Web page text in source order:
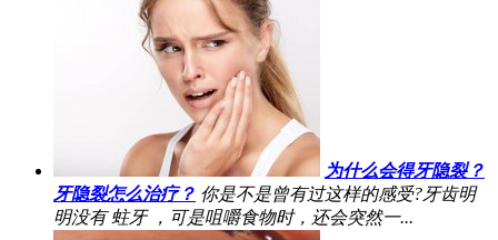
为什么会得牙隐裂？
牙隐裂怎么治疗？ 你是不是曾有过这样的感受?牙齿明
明没有 蛀牙 ，可是咀嚼食物时，还会突然一...